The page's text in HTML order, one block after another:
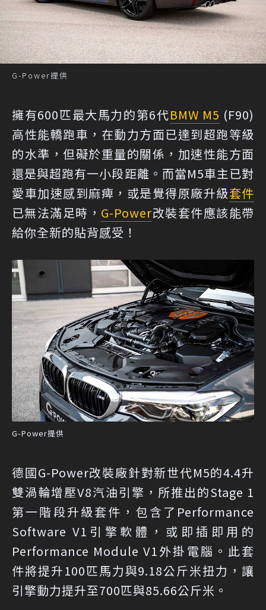
G-Power提供
擁有600匹最大馬力的第6代BMW M5 (F90)
高性能轎跑車，在動力方面已達到超跑等級
的水準，但礙於重量的關係，加速性能方面
還是與超跑有一小段距離。而當M5車主已對
愛車加速感到麻痺，或是覺得原廠升級套件
已無法滿足時， G-Power改裝套件應該能帶
給你全新的貼背感受！
G-Power提供
德國G-Power改裝廠針對新世代M5的4.4升
雙渦輪增壓V8汽油引擎，所推出的Stage 1
第一階段升級套件，包含了Performance
Software V1引擎軟體，或即插即用的
Performance Module V1外掛電腦。此套
件將提升100匹馬力與9.18公斤米扭力，讓
引擎動力提升至700匹與85.66公斤米。